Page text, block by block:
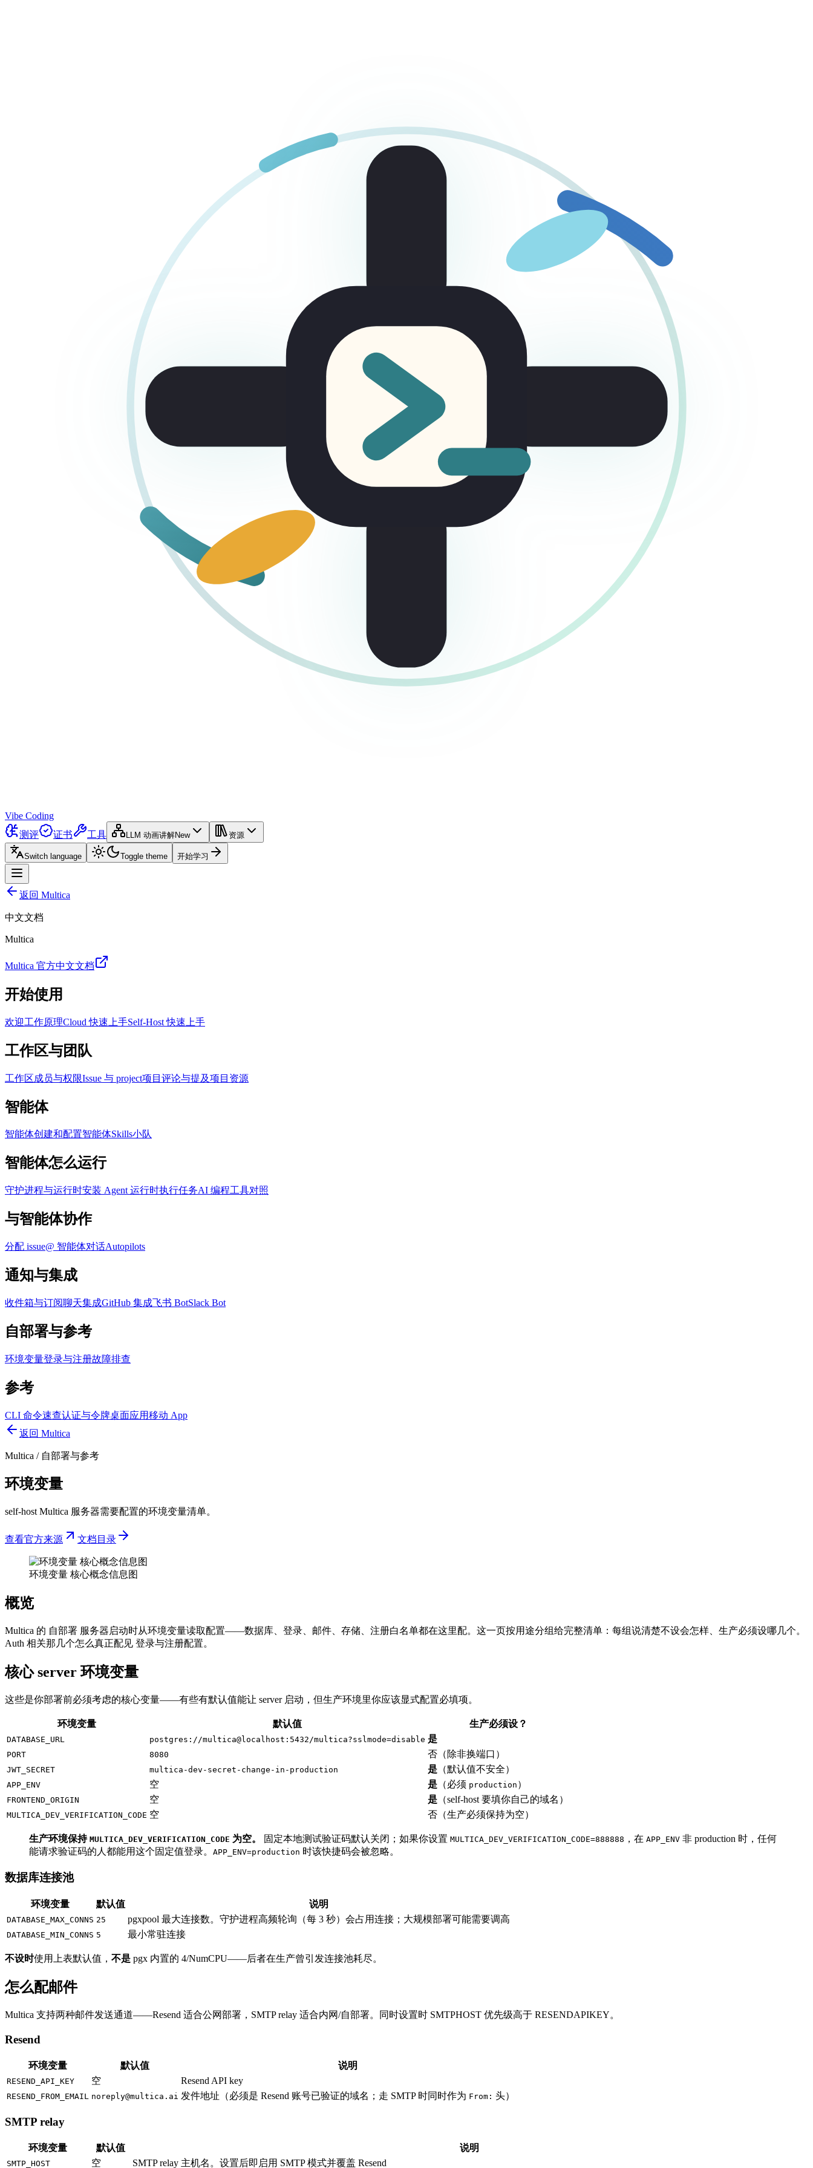
Vibe Coding
测评
证书 工具 LLM 动画讲解New 资源
Switch language Toggle theme 开始学习
返回 Multica
中文文档
Multica
Multica 官方中文文档
开始使用
欢迎工作原理Cloud 快速上手Self-Host 快速上手
工作区与团队
工作区成员与权限Issue 与 project项目 评论与提及项目资源
智能体
智能体创建和配置智能体Skills小队
智能体怎么运行
守护进程与运行时安装 Agent 运行时执行任务AI 编程工具对照
与智能体协作
分配 issue@ 智能体对话Autopilots
通知与集成
收件箱与订阅聊天集成GitHub 集成飞书 BotSlack Bot
自部署与参考
环境变量登录与注册故障排查
参考
CLI 命令速查认证与令牌桌面应用移动 App
返回 Multica
Multica / 自部署与参考
环境变量
self-host Multica 服务器需要配置的环境变量清单。
查看官方来源 文档目录
环境变量 核心概念信息图
概览
Multica 的 自部署 服务器启动时从环境变量读取配置——数据库、登录、邮件、存储、注册白名单都在这里配。这一页按用途分组给完整清单：每组说清楚不设会怎样、生产必须设哪几个。
Auth 相关那几个怎么真正配见 登录与注册配置。
核心 server 环境变量
这些是你部署前必须考虑的核心变量——有些有默认值能让 server 启动，但生产环境里你应该显式配置必填项。
环境变量 默认值 生产必须设？
DATABASE_URL postgres://multica@localhost:5432/multica?sslmode=disable 是
PORT 8080 否（除非换端口）
JWT_SECRET multica-dev-secret-change-in-production 是 （默认值不安全）
APP_ENV 空 是 （必须 production ）
FRONTEND_ORIGIN 空 是 （self-host 要填你自己的域名）
MULTICA_DEV_VERIFICATION_CODE 空 否（生产必须保持为空）
生产环境保持 MULTICA_DEV_VERIFICATION_CODE 为空。 固定本地测试验证码默认关闭；如果你设置 MULTICA_DEV_VERIFICATION_CODE=888888 ，在 APP_ENV 非 production 时，任何
能请求验证码的人都能用这个固定值登录。 APP_ENV=production 时该快捷码会被忽略。
数据库连接池
环境变量 默认值 说明
DATABASE_MAX_CONNS 25 pgxpool 最大连接数。守护进程高频轮询（每 3 秒）会占用连接；大规模部署可能需要调高
DATABASE_MIN_CONNS 5 最小常驻连接
不设时使用上表默认值， 不是 pgx 内置的 4/NumCPU——后者在生产曾引发连接池耗尽。
怎么配邮件
Multica 支持两种邮件发送通道——Resend 适合公网部署，SMTP relay 适合内网/自部署。同时设置时 SMTPHOST 优先级高于 RESENDAPIKEY。
Resend
环境变量 默认值 说明
RESEND_API_KEY 空 Resend API key
RESEND_FROM_EMAIL noreply@multica.ai 发件地址（必须是 Resend 账号已验证的域名；走 SMTP 时同时作为 From: 头）
SMTP relay
环境变量 默认值 说明
SMTP_HOST 空 SMTP relay 主机名。设置后即启用 SMTP 模式并覆盖 Resend